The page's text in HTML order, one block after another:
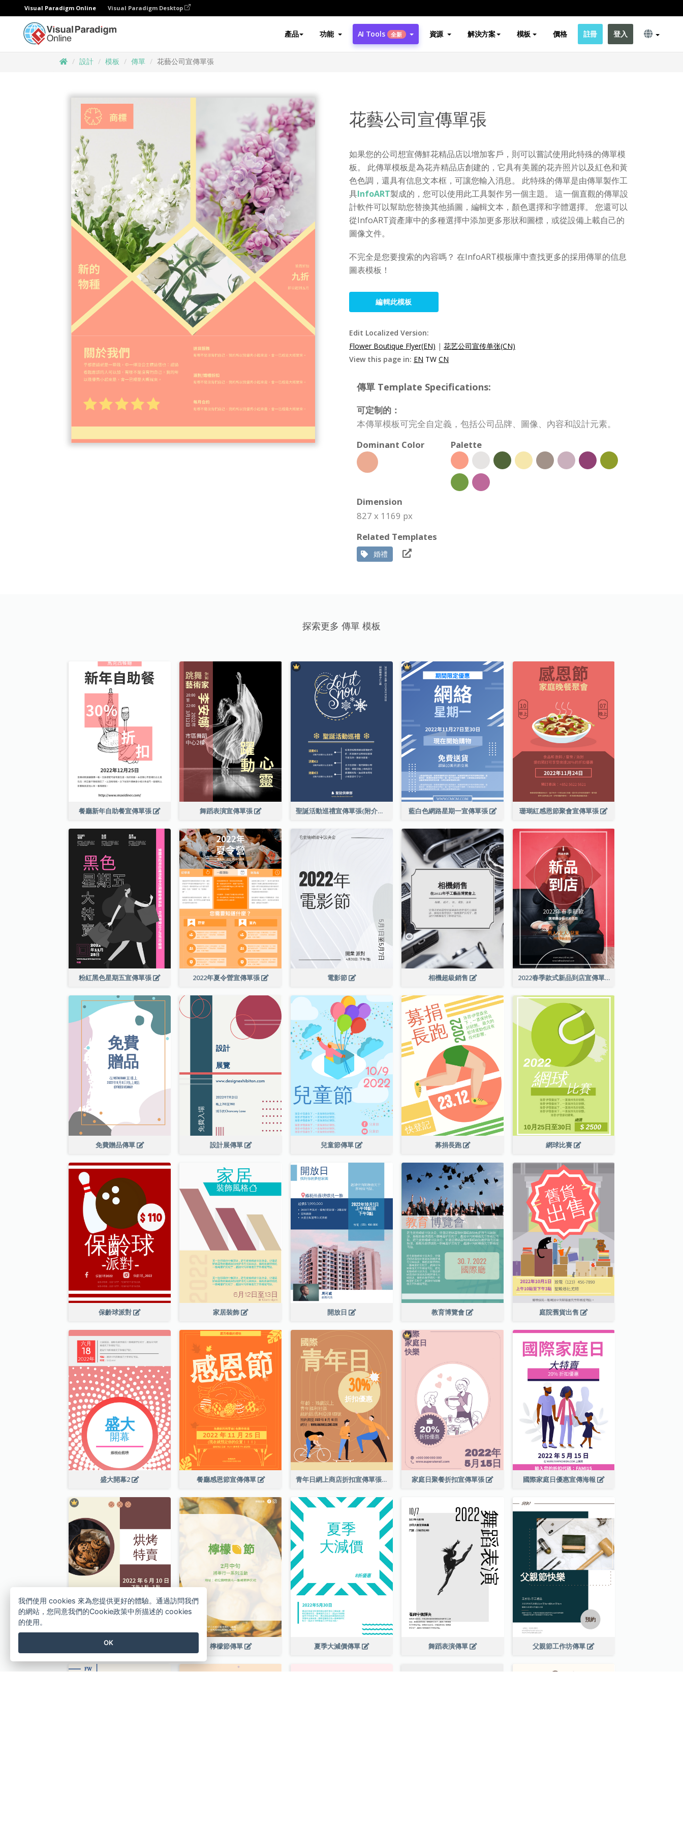
Visual Paradigm Online Visual Paradigm Desktop
產品 功能 AI Tools 全新 資源 解決方案 模板 價格 註冊 登入
設計 模板 傳單 花藝公司宣傳單張
花藝公司宣傳單張
如果您的公司想宣傳鮮花精品店以增加客戶，則可以嘗試使用此特殊的傳單模
板。 此傳單模板是為花卉精品店創建的，它具有美麗的花卉照片以及紅色和黃
色色調，還具有信息文本框，可讓您輸入消息。 此特殊的傳單是由傳單製作工
具InfoART製成的，您可以使用此工具製作另一個主題。 這一個直觀的傳單設
計軟件可以幫助您替換其他插圖，編輯文本，顏色選擇和字體選擇。 您還可以
從InfoART資產庫中的多種選擇中添加更多形狀和圖標，或從設備上載自己的
圖像文件。
不完全是您要搜索的內容嗎？ 在InfoART模板庫中查找更多的採用傳單的信息
圖表模板！
編輯此模板
Edit Localized Version:
Flower Boutique Flyer(EN) | 花艺公司宣传单张(CN)
View this page in: EN TW CN
傳單 Template Specifications:
可定制的：
本傳單模板可完全自定義，包括公司品牌、圖像、內容和設計元素。
Dominant Color
Palette
Dimension
827 x 1169 px
Related Templates
婚禮
探索更多 傳單 模板
餐廳新年自助餐宣傳單張 舞蹈表演宣傳單張 聖誕活動巡禮宣傳單張(附介紹) 藍白色網路星期一宣傳單張 珊瑚紅感恩節聚會宣傳單張
粉紅黑色星期五宣傳單張 2022年夏令營宣傳單張 電影節 相機超級銷售 2022春季款式新品到店宣傳單張
免費贈品傳單 設計展傳單 兒童節傳單 募捐長跑 網球比賽
保齡球派對 家居裝飾 開放日 教育博覽會 庭院舊貨出售
盛大開幕2 餐廳感恩節宣傳傳單 青年日網上商店折扣宣傳單張 家庭日聚餐折扣宣傳單張 國際家庭日優惠宣傳海報
烘焙銷售傳單 檸檬節傳單 夏季大減價傳單 舞蹈表演傳單 父親節工作坊傳單
我們使用 cookies 來為您提供更好的體驗。通過訪問我們
的網站，您同意我們的Cookie政策中所描述的 cookies
的使用。
OK